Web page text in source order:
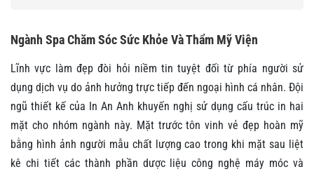
Ngành Spa Chăm Sóc Sức Khỏe Và Thẩm Mỹ Viện
Lĩnh vực làm đẹp đòi hỏi niềm tin tuyệt đối từ phía người sử
dụng dịch vụ do ảnh hưởng trực tiếp đến ngoại hình cá nhân. Đội
ngũ thiết kế của In An Anh khuyến nghị sử dụng cấu trúc in hai
mặt cho nhóm ngành này. Mặt trước tôn vinh vẻ đẹp hoàn mỹ
bằng hình ảnh người mẫu chất lượng cao trong khi mặt sau liệt
kê chi tiết các thành phần dược liệu công nghệ máy móc và